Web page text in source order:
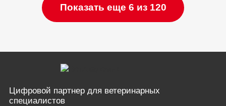
Показать еще 6 из 120
Цифровой партнер для ветеринарных
специалистов